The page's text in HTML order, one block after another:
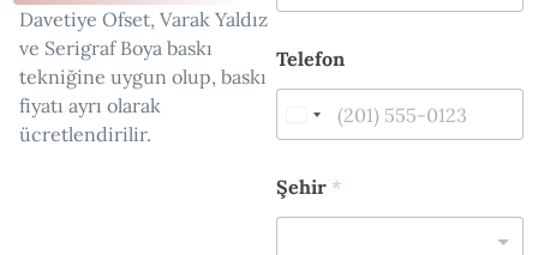
Davetiye Ofset, Varak Yaldız
ve Serigraf Boya baskı
tekniğine uygun olup, baskı
fiyatı ayrı olarak
ücretlendirilir.
E
-
o
t
a
S
Telefon
Şehir *